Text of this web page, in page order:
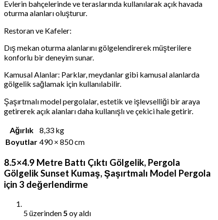
Evlerin bahçelerinde ve teraslarında kullanılarak açık havada
oturma alanları oluşturur.
Restoran ve Kafeler:
Dış mekan oturma alanlarını gölgelendirerek müşterilere
konforlu bir deneyim sunar.
Kamusal Alanlar: Parklar, meydanlar gibi kamusal alanlarda
gölgelik sağlamak için kullanılabilir.
Şaşırtmalı model pergolalar, estetik ve işlevselliği bir araya
getirerek açık alanları daha kullanışlı ve çekici hale getirir.
Ağırlık
8,33 kg
Boyutlar 490 × 850 cm
8.5×4.9 Metre Battı Çıktı Gölgelik, Pergola
Gölgelik Sunset Kumaş, Şaşırtmalı Model Pergola
için 3 değerlendirme
5 üzerinden5 oy aldı